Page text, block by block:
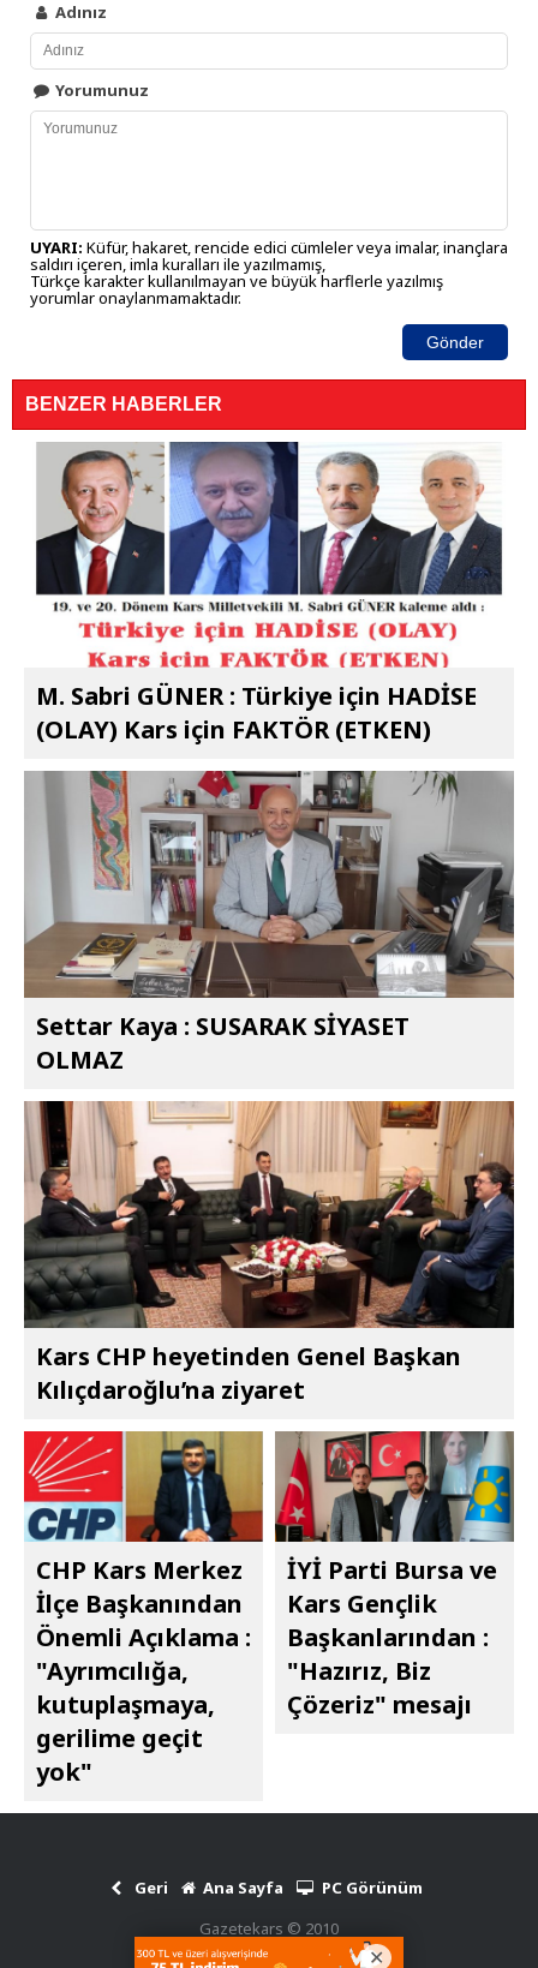
Adınız
Yorumunuz
UYARI: Küfür, hakaret, rencide edici cümleler veya imalar, inançlara
saldırı içeren, imla kuralları ile yazılmamış,
Türkçe karakter kullanılmayan ve büyük harflerle yazılmış
yorumlar onaylanmamaktadır.
Gönder
BENZER HABERLER
M. Sabri GÜNER : Türkiye için HADİSE
(OLAY) Kars için FAKTÖR (ETKEN)
Settar Kaya : SUSARAK SİYASET
OLMAZ
Kars CHP heyetinden Genel Başkan
Kılıçdaroğlu’na ziyaret
CHP Kars Merkez
İlçe Başkanından
Önemli Açıklama :
"Ayrımcılığa,
kutuplaşmaya,
gerilime geçit
yok"
İYİ Parti Bursa ve
Kars Gençlik
Başkanlarından :
"Hazırız, Biz
Çözeriz" mesajı
Geri Ana Sayfa
PC Görünüm
Gazetekars © 2010
Haber Scripti